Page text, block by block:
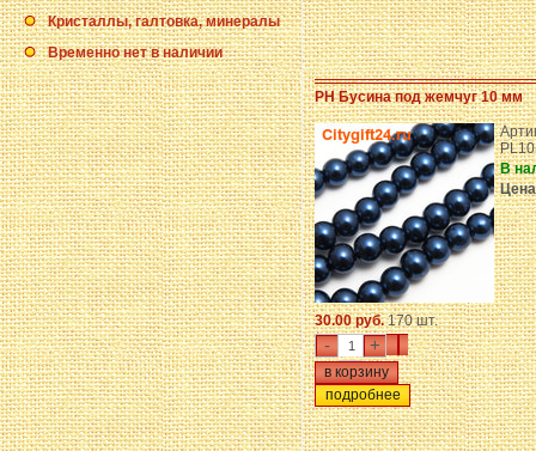
Кристаллы, галтовка, минералы
Временно нет в наличии
PH Бусина под жемчуг 10 мм
В
30.00 руб.170 шт.
- +
подробнее